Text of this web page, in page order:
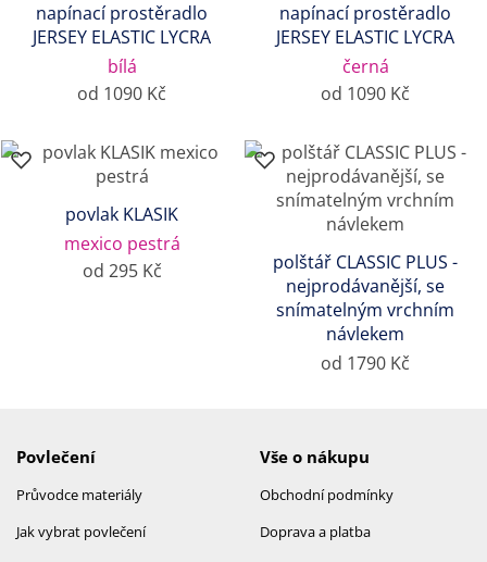
napínací prostěradlo
JERSEY ELASTIC LYCRA
bílá
od 1090 Kč
napínací prostěradlo
JERSEY ELASTIC LYCRA
černá
od 1090 Kč
povlak KLASIK
mexico pestrá
od 295 Kč
polštář CLASSIC PLUS -
nejprodávanější, se
snímatelným vrchním
návlekem
od 1790 Kč
Povlečení
Průvodce materiály
Jak vybrat povlečení
Vše o nákupu
Obchodní podmínky
Doprava a platba